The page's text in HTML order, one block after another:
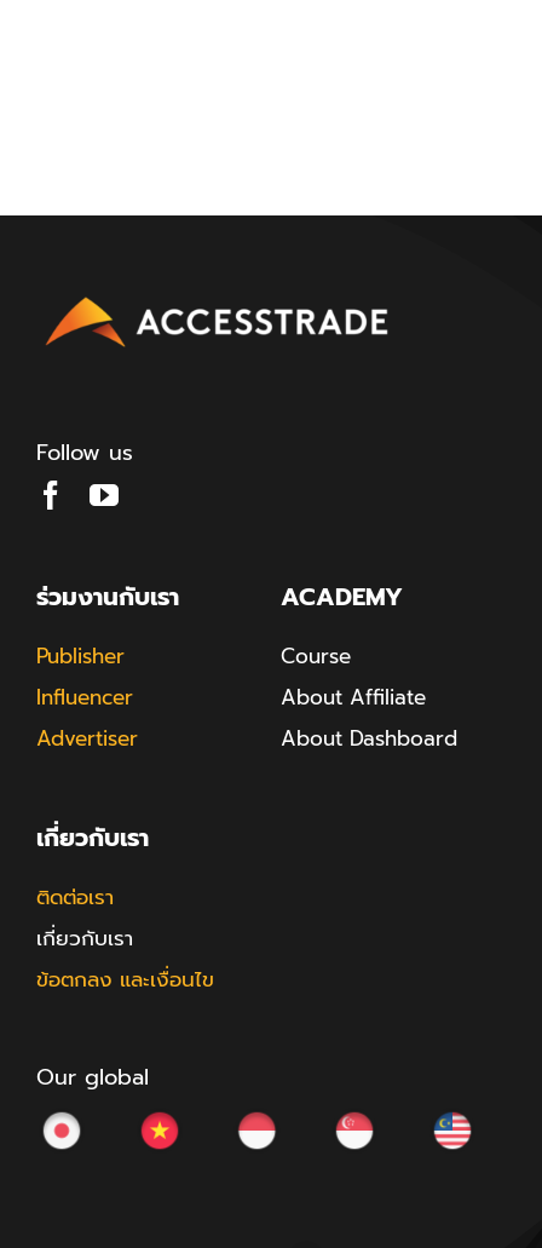
Follow us
ร่วมงานกับเรา
Publisher
Influencer
Advertiser
ACADEMY
Course
About Affiliate
About Dashboard
เกี่ยวกับเรา
ติดต่อเรา
เกี่ยวกับเรา
ข้อตกลง และเงื่อนไข
Our global